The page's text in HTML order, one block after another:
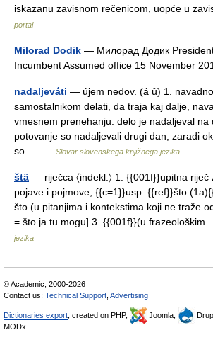
iskazanu zavisnom rečenicom, uopće u
portal
Milorad Dodik — Милорад Додик
Incumbent Assumed office 15 November
nadaljeváti — újem nedov. (á ȗ) 1.
samostalnikom delati, da traja kaj dalje,
vmesnem prenehanju: delo je nadaljeval na
potovanje so nadaljevali drugi dan; zaradi
so… …
Slovar slovenskega knjižnega jezika
štȁ — riječca 〈indekl.〉 1. {{001f}}upitna
pojave i pojmove, {{c=1}}usp. {{ref}}što
što (u pitanjima i kontekstima koji ne traže
= što ja tu mogu] 3. {{001f}}(u
jezika
© Academic, 2000-2026
Contact us: Technical Support Advertising
Dictionaries export , created on PHP, Joomla,
MODx.